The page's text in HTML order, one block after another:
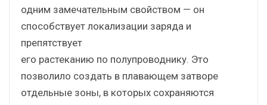
одним замечательным свойством — он
способствует локализации заряда и
препятствует
его растеканию по полупроводнику. Это
позволило создать в плавающем затворе
отдельные зоны, в которых сохраняются